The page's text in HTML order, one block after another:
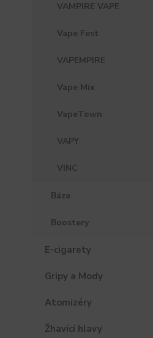
VAMPIRE VAPE
Vape Fest
VAPEMPIRE
Vape Mix
VapeTown
VAPY
VINC
Báze
Boostery
E-cigarety
Gripy a Mody
Atomizéry
Žhavící hlavy